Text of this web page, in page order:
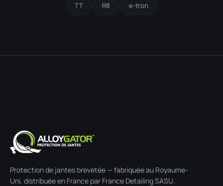
TT R8 e-tron
Protection de jantes brevetée — fabriquée au Royaume-
Uni, distribuée en France par France Detailing SASU.